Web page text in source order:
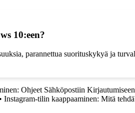
10:een?
parannettua suorituskykyä ja
Ohjeet Sähköpostiin Kirjautumiseen
• Instagram-tilin kaappaaminen: Mitä